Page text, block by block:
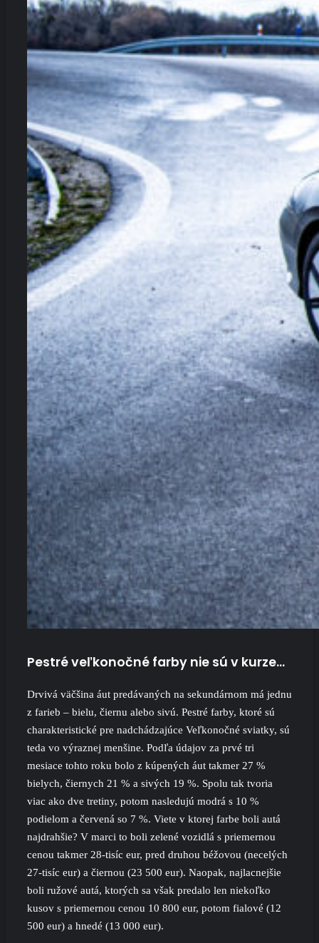
Pestré veľkonočné farby nie sú v kurze…
Drvivá väčšina áut predávaných na sekundárnom má jednu
z farieb – bielu, čiernu alebo sivú. Pestré farby, ktoré sú
charakteristické pre nadchádzajúce Veľkonočné sviatky, sú
teda vo výraznej menšine. Podľa údajov za prvé tri
mesiace tohto roku bolo z kúpených áut takmer 27 %
bielych, čiernych 21 % a sivých 19 %. Spolu tak tvoria
viac ako dve tretiny, potom nasledujú modrá s 10 %
podielom a červená so 7 %. Viete v ktorej farbe boli autá
najdrahšie? V marci to boli zelené vozidlá s priemernou
cenou takmer 28-tisíc eur, pred druhou béžovou (necelých
27-tisíc eur) a čiernou (23 500 eur). Naopak, najlacnejšie
boli ružové autá, ktorých sa však predalo len niekoľko
kusov s priemernou cenou 10 800 eur, potom fialové (12
500 eur) a hnedé (13 000 eur).